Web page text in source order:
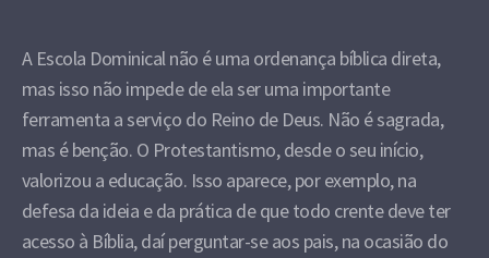
A Escola Dominical não é uma ordenança bíblica direta,
mas isso não impede de ela ser uma importante
ferramenta a serviço do Reino de Deus. Não é sagrada,
mas é benção. O Protestantismo, desde o seu início,
valorizou a educação. Isso aparece, por exemplo, na
defesa da ideia e da prática de que todo crente deve ter
acesso à Bíblia, daí perguntar-se aos pais, na ocasião do